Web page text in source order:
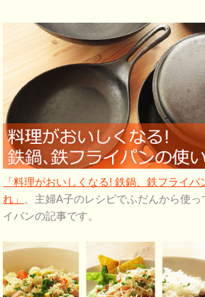
「料理がおいしくなる! 鉄鍋、鉄フライパ
れ」
、主婦A子のレシピでふだんから使
イパンの記事です。